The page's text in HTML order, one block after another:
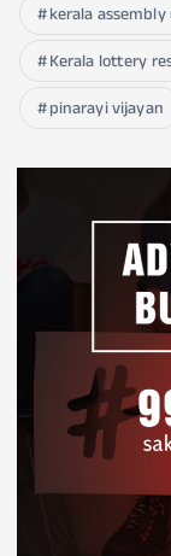
kerala
Kerala lottery
pinarayi vijayan